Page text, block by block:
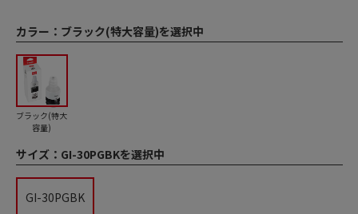
カラー： ブラック(特大容量)を選択中
ブラック(特大
容量)
サイズ： GI-30PGBKを選択中
GI-30PGBK